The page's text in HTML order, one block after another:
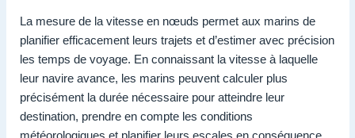
La mesure de la vitesse en nœuds permet aux marins de
planifier efficacement leurs trajets et d’estimer avec précision
les temps de voyage. En connaissant la vitesse à laquelle
leur navire avance, les marins peuvent calculer plus
précisément la durée nécessaire pour atteindre leur
destination, prendre en compte les conditions
météorologiques et planifier leurs escales en conséquence.